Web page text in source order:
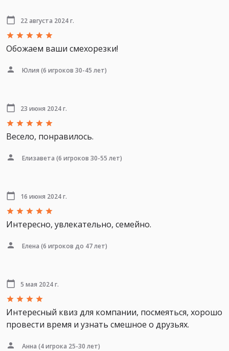
22 августа 2024 г.
Обожаем ваши смехорезки!
Юлия (6 игроков 30-45 лет)
23 июня 2024 г.
Весело, понравилось.
Елизавета (6 игроков 30-55 лет)
16 июня 2024 г.
Интересно, увлекательно, семейно.
Елена (6 игроков до 47 лет)
5 мая 2024 г.
Интересный квиз для компании, посмеяться, хорошо
провести время и узнать смешное о друзьях.
Анна (4 игрока 25-30 лет)